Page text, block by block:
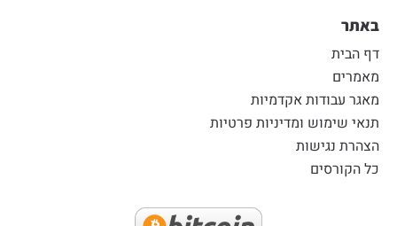
באתר
דף הבית
מאמרים
מאגר עבודות אקדמיות
תנאי שימוש ומדיניות פרטיות
הצהרת נגישות
כל הקורסים